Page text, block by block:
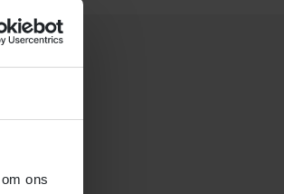
ons